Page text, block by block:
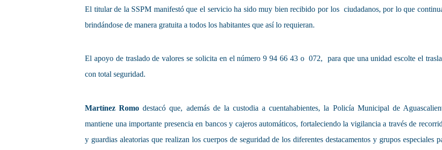
El titular de la SSPM manifestó que el servicio ha sido muy bien recibido por los ciudadanos, por lo que
brindándose de manera gratuita a todos los habitantes que así lo requieran.
El apoyo de traslado de valores se solicita en el número 9 94 66 43 o 072, para que una unidad escolte el
con total seguridad.
Martínez Romo destacó que, además de la custodia a cuentahabientes, la Policía Municipal de
mantiene una importante presencia en bancos y cajeros automáticos, fortaleciendo la vigilancia a través de
y guardias aleatorias que realizan los cuerpos de seguridad de los diferentes destacamentos y grupos especiales